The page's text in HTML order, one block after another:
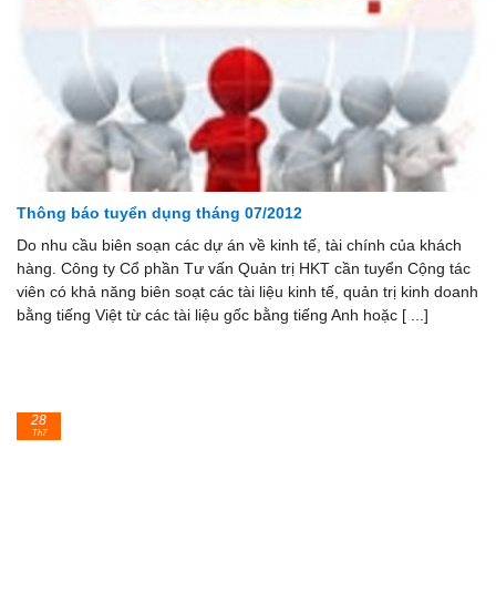
Thông báo tuyển dụng tháng 07/2012
Do nhu cầu biên soạn các dự án về kinh tế, tài chính của khách
hàng. Công ty Cổ phần Tư vấn Quản trị HKT cần tuyển Cộng tác
viên có khả năng biên soạt các tài liệu kinh tế, quản trị kinh doanh
bằng tiếng Việt từ các tài liệu gốc bằng tiếng Anh hoặc [ ...]
28
Th7